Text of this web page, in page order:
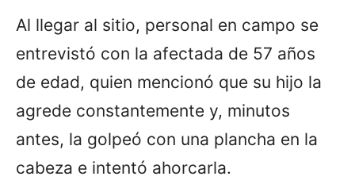
Al llegar al sitio, personal en campo se
entrevistó con la afectada de 57 años
de edad, quien mencionó que su hijo la
agrede constantemente y, minutos
antes, la golpeó con una plancha en la
cabeza e intentó ahorcarla.